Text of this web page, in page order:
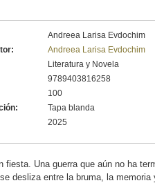
Andreea Larisa Evdochim
Andreea Larisa Evdochim
Literatura y Novela
9789403816258
100
Tapa blanda
2025
fiesta. Una guerra que aún no ha
desliza entre la bruma, la